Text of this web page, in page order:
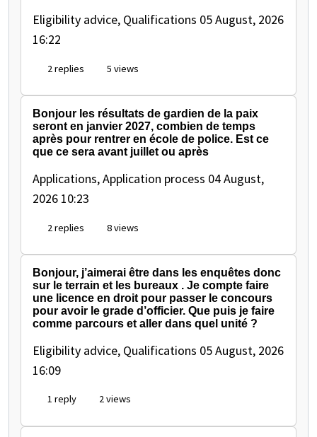
Eligibility advice, Qualifications 05 August, 2026
16:22
2 replies 5 views
Bonjour les résultats de gardien de la paix
seront en janvier 2027, combien de temps
après pour rentrer en école de police. Est ce
que ce sera avant juillet ou après
Applications, Application process 04 August,
2026 10:23
2 replies 8 views
Bonjour, j’aimerai être dans les enquêtes donc
sur le terrain et les bureaux . Je compte faire
une licence en droit pour passer le concours
pour avoir le grade d’officier. Que puis je faire
comme parcours et aller dans quel unité ?
Eligibility advice, Qualifications 05 August, 2026
16:09
1 reply 2 views